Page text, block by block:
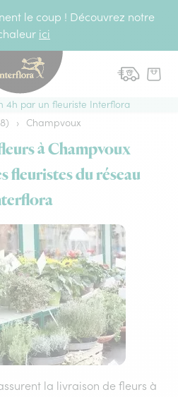
le coup ! Découvrez notre
ici
4h par un fleuriste Interflora
› Champvoux
à Champvoux
fleuristes du réseau
la livraison de fleurs à